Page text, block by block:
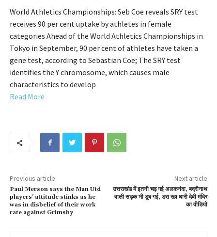
World Athletics Championships: Seb Coe reveals SRY test
receives 90 per cent uptake by athletes in female
categories Ahead of the World Athletics Championships in
Tokyo in September, 90 per cent of athletes have taken a
gene test, according to Sebastian Coe; The SRY test
identifies the Y chromosome, which causes male
characteristics to develop
Read More
Previous article
Paul Merson says the Man Utd
players’ attitude stinks as he
was in disbelief of their work
rate against Grimsby
Next article
उत्तराखंड में इतनी चढ़ गई अलकनंदा, बद्रीनाथ
वाली सड़क भी डूब गई, डरा रहा धारी देवी मंदिर
का वीडियो